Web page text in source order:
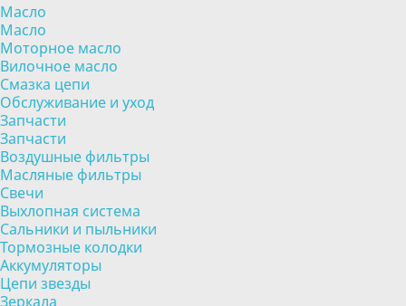
Масло
Масло
Моторное масло
Вилочное масло
Смазка цепи
Обслуживание и уход
Запчасти
Запчасти
Воздушные фильтры
Масляные фильтры
Свечи
Выхлопная система
Сальники и пыльники
Тормозные колодки
Аккумуляторы
Цепи звезды
Зеркала